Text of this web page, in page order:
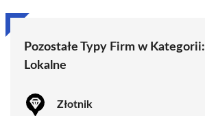
Pozostałe Typy Firm w Kategorii:
Lokalne
Złotnik